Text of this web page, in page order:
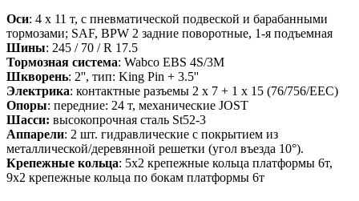
Оси: 4 x 11 т, с пневматической подвеской и барабанными
тормозами; SAF, BPW 2 задние поворотные, 1-я подъемная
Шины: 245 / 70 / R 17.5
Тормозная система: Wabco EBS 4S/3M
Шкворень: 2'', тип: King Pin + 3.5''
Электрика: контактные разъемы 2 x 7 + 1 x 15 (76/756/EEC)
Опоры: передние: 24 т, механические JOST
Шасси: высокопрочная сталь St52-3
Аппарели: 2 шт. гидравлические с покрытием из
металлической/деревянной решетки (угол въезда 10°).
Крепежные кольца: 5х2 крепежные кольца платформы 6т,
9х2 крепежные кольца по бокам платформы 6т